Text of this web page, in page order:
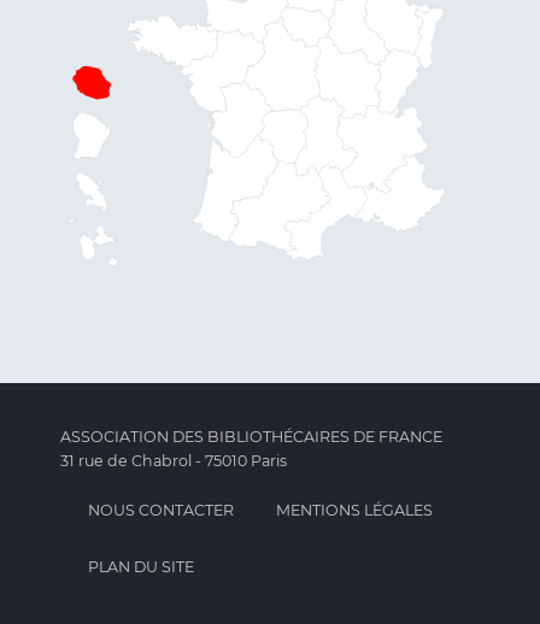
ASSOCIATION DES BIBLIOTHÉCAIRES DE FRANCE
31 rue de Chabrol - 75010 Paris
NOUS CONTACTER MENTIONS LÉGALES
PLAN DU SITE